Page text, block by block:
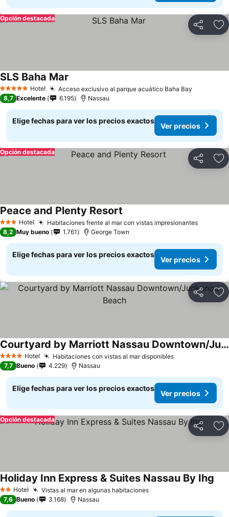
Compartir
Opción destacada
5 Estrellas Hotel Acceso exclusivo al parque acuático Baha Bay
SLS Baha Mar
8,7 Excelente 6.195 Nassau
Elige fechas para ver los precios exactos
Ver precios
Compartir
Opción destacada
3 Estrellas
Hotel Habitaciones frente al mar con vistas impresionantes
Peace and Plenty Resort
8,2 Muy bueno 1.761 George Town
Elige fechas para ver los precios exactos
Ver precios
Compartir
4 EstrellasHotel Habitaciones con vistas al mar disponibles
Courtyard by Marriott Nassau Downtown/Junkanoo Beach
7,7 Bueno 4.229 Nassau
Elige fechas para ver los precios exactos
Ver precios
Compartir
Opción destacada
2 Estrellas
Hotel Vistas al mar en algunas habitaciones
Holiday Inn Express & Suites Nassau By Ihg
7,6 Bueno 3.168 Nassau